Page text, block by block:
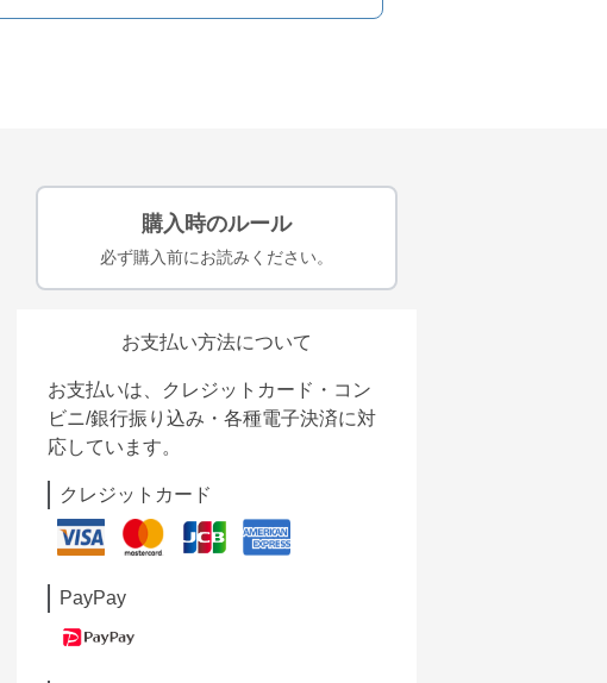
購入時のルール
必ず購入前にお読みください。
お支払い方法について
お支払いは、クレジットカード・コン
ビニ/銀行振り込み・各種電子決済に対
応しています。
クレジットカード
PayPay